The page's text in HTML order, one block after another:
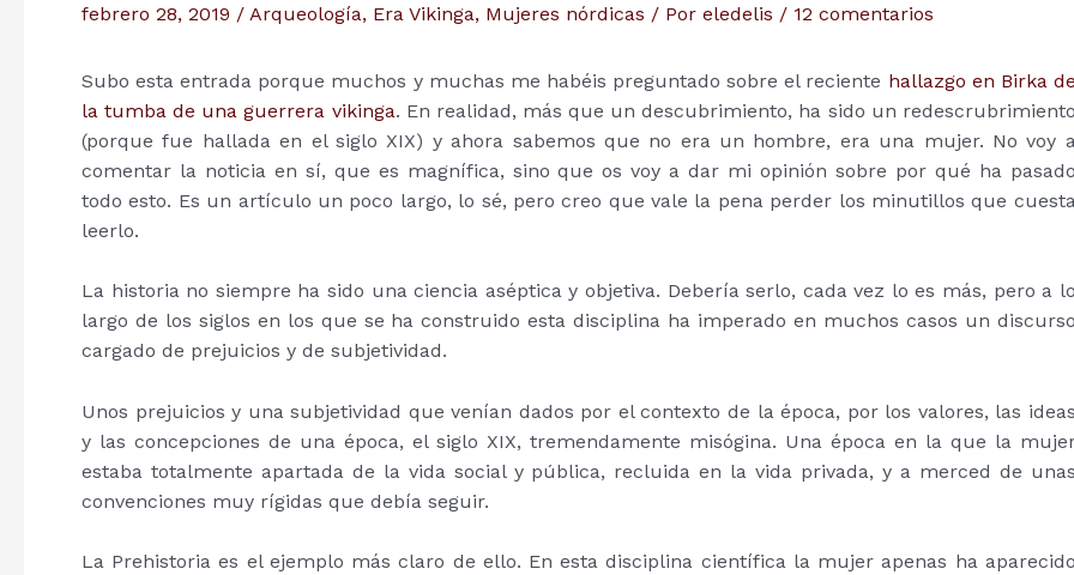
febrero 28, 2019 / Arqueología, Era Vikinga, Mujeres nórdicas / Por eledelis / 12 comentarios
Subo esta entrada porque muchos y muchas me habéis preguntado sobre el reciente hallazgo en Birka de
la tumba de una guerrera vikinga. En realidad, más que un descubrimiento, ha sido un redescrubrimiento
(porque fue hallada en el siglo XIX) y ahora sabemos que no era un hombre, era una mujer. No voy a
comentar la noticia en sí, que es magnífica, sino que os voy a dar mi opinión sobre por qué ha pasado
todo esto. Es un artículo un poco largo, lo sé, pero creo que vale la pena perder los minutillos que cuesta
leerlo.
La historia no siempre ha sido una ciencia aséptica y objetiva. Debería serlo, cada vez lo es más, pero a lo
largo de los siglos en los que se ha construido esta disciplina ha imperado en muchos casos un discurso
cargado de prejuicios y de subjetividad.
Unos prejuicios y una subjetividad que venían dados por el contexto de la época, por los valores, las ideas
y las concepciones de una época, el siglo XIX, tremendamente misógina. Una época en la que la
estaba totalmente apartada de la vida social y pública, recluida en la vida privada, y a merced de unas
convenciones muy rígidas que debía seguir.
La Prehistoria es el ejemplo más claro de ello. En esta disciplina científica la mujer apenas ha aparecido